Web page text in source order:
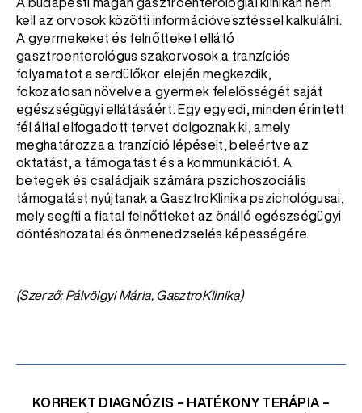
A budapesti magán gasztroenterológiai klinikán nem
kell az orvosok közötti információvesztéssel kalkulálni.
A gyermekeket és felnőtteket ellátó
gasztroenterológus szakorvosok a tranzíciós
folyamatot a serdülőkor elején megkezdik,
fokozatosan növelve a gyermek felelősségét saját
egészségügyi ellátásáért. Egy egyedi, minden érintett
fél által elfogadott tervet dolgoznak ki, amely
meghatározza a tranzíció lépéseit, beleértve az
oktatást, a támogatást és a kommunikációt. A
betegek és családjaik számára pszichoszociális
támogatást nyújtanak a GasztroKlinika pszichológusai,
mely segíti a fiatal felnőtteket az önálló egészségügyi
döntéshozatal és önmenedzselés képességére.
(Szerző: Pálvölgyi Mária, GasztroKlinika)
KORREKT DIAGNÓZIS – HATÉKONY TERÁPIA –